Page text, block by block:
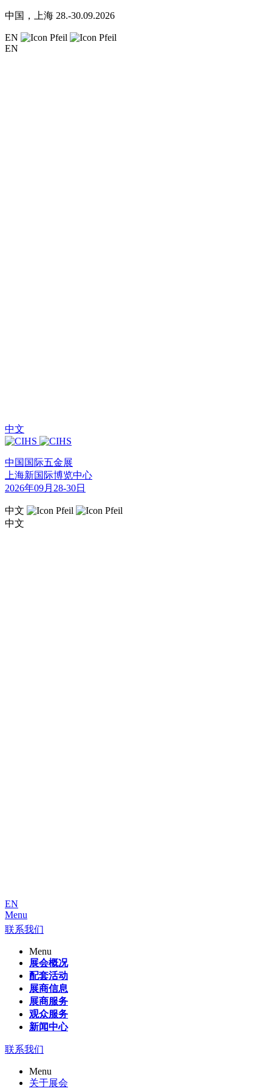
中国，上海 28.-30.09.2026
EN
EN
中文
中国国际五金展
上海新国际博览中心
2026年09月28-30日
中文
中文
EN
Menu
联系我们
Menu
展会概况
配套活动
展商信息
展商服务
观众服务
新闻中心
联系我们
Menu
关于展会